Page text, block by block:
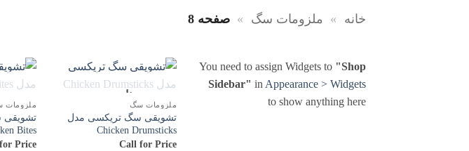
خانه » ملزومات سگ » صفحه 8
You need to assign Widgets to "Shop
Sidebar" in Appearance > Widgets
to show anything here
ناموجود
ملزومات سگ
تشویقی سگ تریکسی مدل
Chicken Drumsticks
Call for Price
ملزومات
Bites
Price